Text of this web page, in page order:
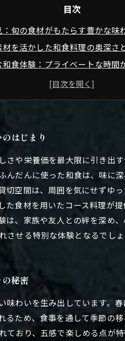
目次
旬の食材がもたらす豊かな味
を活かした和食料理の奥深さ
食体験：プライベートな時間
す和食と貸切空間の融合がもた
う和食の貸切空間が届ける心
知る：旬の食材で楽しむ貸切空
わうための貸切空間活用ガイド
はじまり
や栄養価を最大限に引き出
だんに使った和食は、味に
空間は、周囲を気にせずゆ
食材を用いたコース料理が
、家族や友人との絆を深め
せる特別な体験となるでしょ
秘密
わいを生み出しています。
るため、食事を通して季節の
おり、五感で楽しめる点が